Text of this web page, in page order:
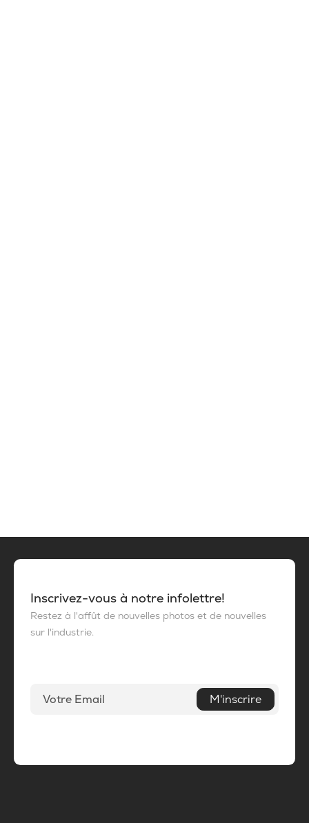
Inscrivez-vous à notre infolettre!
Restez à l'affût de nouvelles photos et de nouvelles
sur l'industrie.
M'inscrire